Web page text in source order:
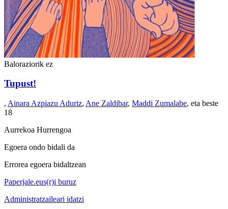
Baloraziorik ez
Tupust!
, Ainara Azpiazu Aduriz, Ane Zaldibar, Maddi Zumalabe, eta beste
18
Aurrekoa Hurrengoa
Egoera ondo bidali da
Errorea egoera bidaltzean
Paperjale.eus(r)i buruz
Administratzaileari idatzi